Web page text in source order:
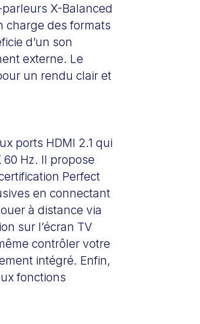
X-Balanced
charge des formats
d’un son
externe. Le
un rendu clair et
ports HDMI 2.1 qui
Hz. Il propose
Perfect
en connectant
à distance via
sur l’écran TV
contrôler votre
intégré. Enfin,
fonctions